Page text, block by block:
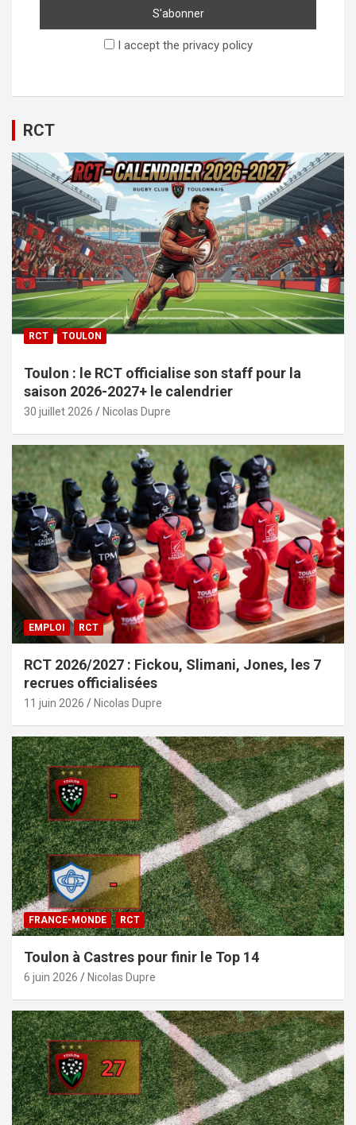
I accept the privacy policy
RCT
RCT TOULON
Toulon : le RCT officialise son staff pour la
saison 2026-2027+ le calendrier
30 juillet 2026 Nicolas Dupre
EMPLOI RCT
RCT 2026/2027 : Fickou, Slimani, Jones, les 7
recrues officialisées
11 juin 2026 Nicolas Dupre
FRANCE-MONDE RCT
Toulon à Castres pour finir le Top 14
6 juin 2026 Nicolas Dupre